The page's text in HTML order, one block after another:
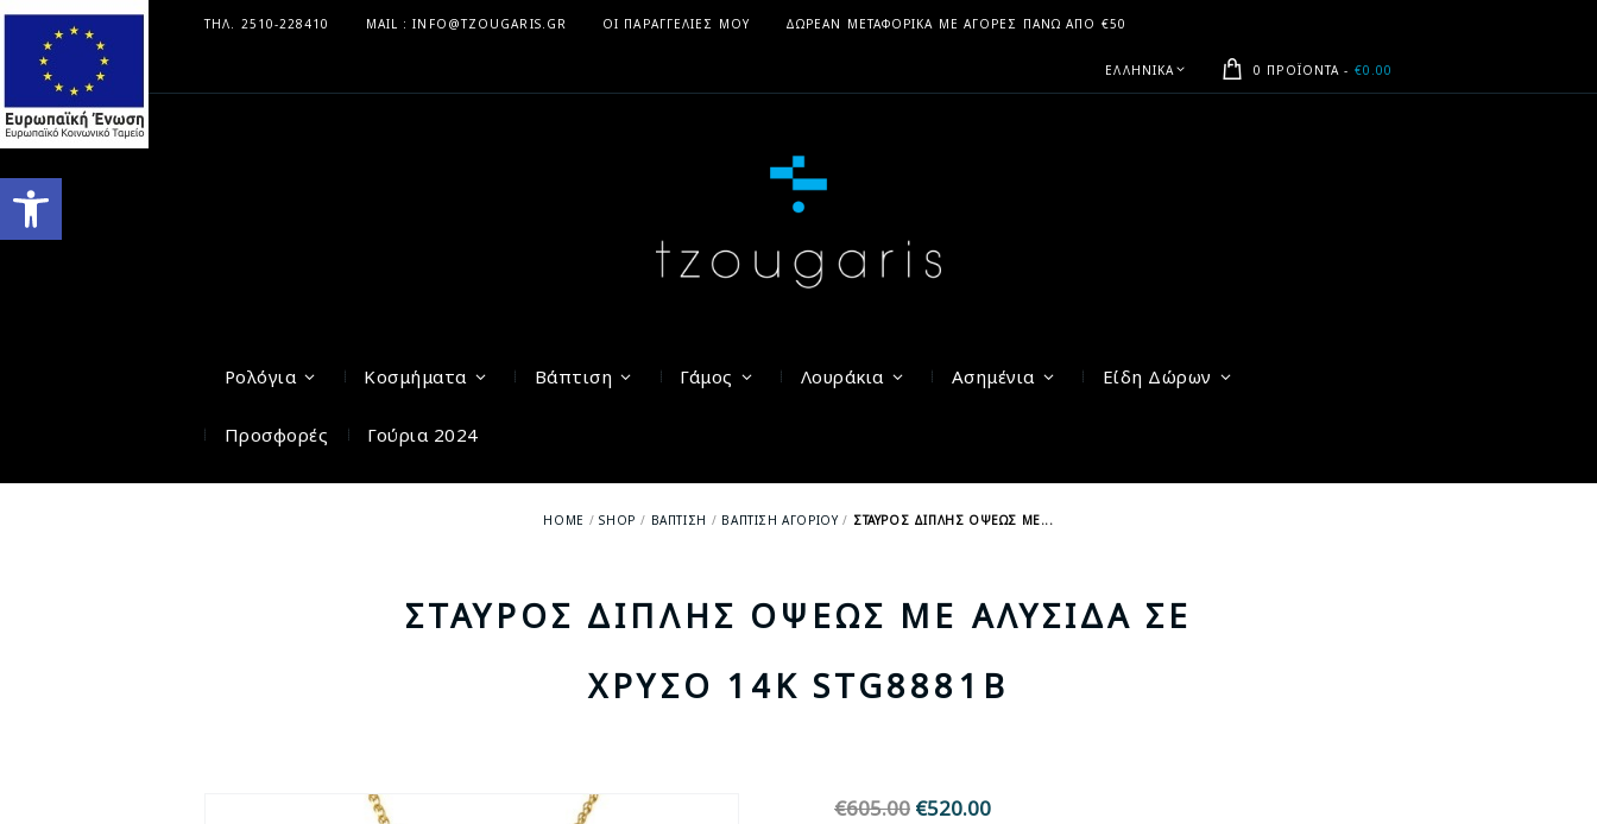
Ανοίξτε τη γραμμή εργαλείων
ΤΗΛ. 2510-228410 MAIL : INFO@TZOUGARIS.GR ΟΙ ΠΑΡΑΓΓΕΛΊΕΣ ΜΟΥ ΔΩΡΕΆΝ ΜΕΤΑΦΟΡΙΚΆ ΜΕ ΑΓΟΡΈΣ ΠΆΝΩ ΑΠΟ €50
ΕΛΛΗΝΙΚΆ 0 ΠΡΟΪΌΝΤΑ - €0.00
Ρολόγια Κοσμήματα Βάπτιση Γάμος Λουράκια Ασημένια Είδη Δώρων
Προσφορές Γούρια 2024
HOME SHOP ΒΆΠΤΙΣΗ ΒΆΠΤΙΣΗ ΑΓΟΡΙΟΎ ΣΤΑΥΡΌΣ ΔΙΠΛΉΣ ΌΨΕΩΣ ΜΕ...
ΣΤΑΥΡΌΣ ΔΙΠΛΉΣ ΌΨΕΩΣ ΜΕ ΑΛΥΣΊΔΑ ΣΕ
ΧΡΥΣΌ 14Κ STG8881B
€605.00 Original
€520.00